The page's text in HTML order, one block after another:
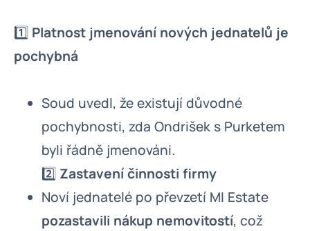
1️⃣ Platnost jmenování nových jednatelů je
pochybná
Soud uvedl, že existují důvodné
pochybnosti, zda Ondrišek s Purketem
byli řádně jmenováni.
2️⃣ Zastavení činnosti firmy
Noví jednatelé po převzetí MI Estate
pozastavili nákup nemovitostí, což